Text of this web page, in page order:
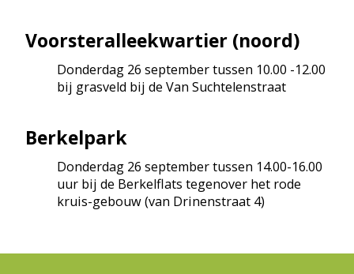
Voorsteralleekwartier (noord)
Donderdag 26 september tussen 10.00 -12.00
bij grasveld bij de Van Suchtelenstraat
Berkelpark
Donderdag 26 september tussen 14.00-16.00
uur bij de Berkelflats tegenover het rode
kruis-gebouw (van Drinenstraat 4)